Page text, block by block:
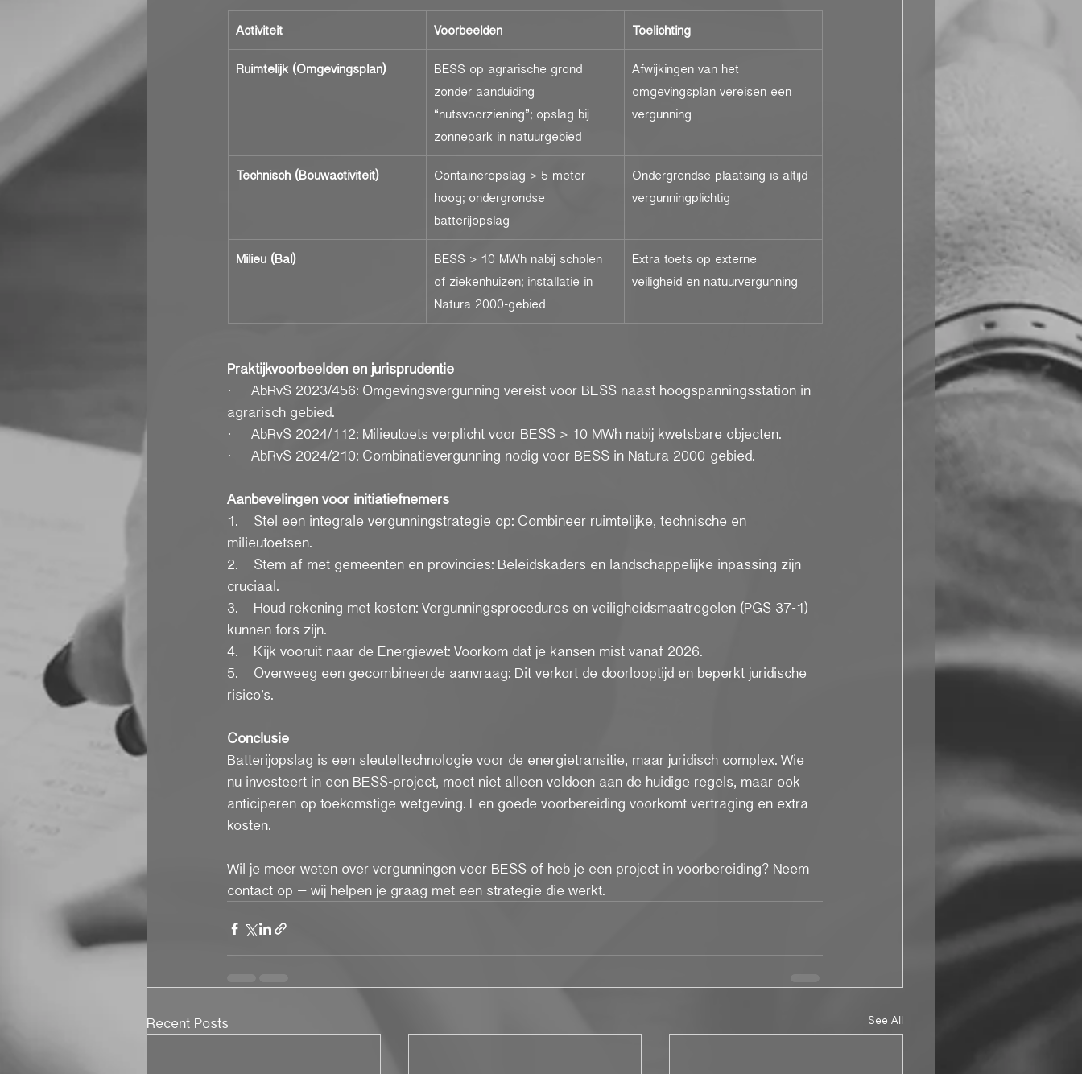
Activiteit Voorbeelden Toelichting
Ruimtelijk (Omgevingsplan)
BESS op agrarische grond
zonder aanduiding
“nutsvoorziening”; opslag bij
zonnepark in natuurgebied
Afwijkingen van het
omgevingsplan vereisen een
vergunning
Technisch (Bouwactiviteit)
Containeropslag > 5 meter
hoog; ondergrondse
batterijopslag
Ondergrondse plaatsing is altijd
vergunningplichtig
Milieu (Bal)
BESS > 10 MWh nabij scholen
of ziekenhuizen; installatie in
Natura 2000-gebied
Extra toets op externe
veiligheid en natuurvergunning
Praktijkvoorbeelden en jurisprudentie
·     AbRvS 2023/456: Omgevingsvergunning vereist voor BESS naast hoogspanningsstation in
agrarisch gebied.
·     AbRvS 2024/112: Milieutoets verplicht voor BESS > 10 MWh nabij kwetsbare objecten.
·     AbRvS 2024/210: Combinatievergunning nodig voor BESS in Natura 2000-gebied.
Aanbevelingen voor initiatiefnemers
1.    Stel een integrale vergunningstrategie op: Combineer ruimtelijke, technische en
milieutoetsen.
2.    Stem af met gemeenten en provincies: Beleidskaders en landschappelijke inpassing zijn
cruciaal.
3.    Houd rekening met kosten: Vergunningsprocedures en veiligheidsmaatregelen (PGS 37-1)
kunnen fors zijn.
4.    Kijk vooruit naar de Energiewet: Voorkom dat je kansen mist vanaf 2026.
5.    Overweeg een gecombineerde aanvraag: Dit verkort de doorlooptijd en beperkt juridische
risico’s.
Conclusie
Batterijopslag is een sleuteltechnologie voor de energietransitie, maar juridisch complex. Wie
nu investeert in een BESS-project, moet niet alleen voldoen aan de huidige regels, maar ook
anticiperen op toekomstige wetgeving. Een goede voorbereiding voorkomt vertraging en extra
kosten.
Wil je meer weten over vergunningen voor BESS of heb je een project in voorbereiding? Neem
contact op – wij helpen je graag met een strategie die werkt.
Recent Posts See All